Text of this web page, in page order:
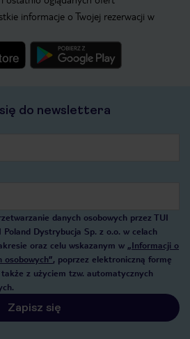
informacje o Twojej rezerwacji w
do newslettera
danych osobowych przez TUI
Poland Dystrybucja Sp. z o.o. w celach
oraz celu wskazanym w „Informacji o
osobowych”, poprzez elektroniczną formę
z użyciem tzw. automatycznych
Zapisz się